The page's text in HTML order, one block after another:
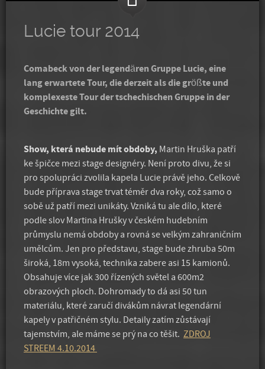
KONTAKT
PROGRAMMIERUNG STUDIO
Dsgnr Martin Hruška 1971 – renommierter
Unterhaltungsarchitekt, in den letzten Jahren wurde er von der
Fachöffentlichkeit in einem großen Teil der Welt als
Bühnenbildner anerkannt, ein Spezialist für die Gestaltung von
Konzertbühnen, Tournee-Setups
MORE INFO
Lucie tour 2014
Comabeck von der legendären Gruppe Lucie, eine
lang erwartete Tour, die derzeit als die größte und
komplexeste Tour der tschechischen Gruppe in der
Geschichte gilt.
Show, která nebude mít obdoby, Martin Hruška patří
ke špičce mezi stage designéry. Není proto divu, že si
pro spolupráci zvolila kapela Lucie právě jeho. Celkově
bude příprava stage trvat téměr dva roky, což samo o
sobě už patří mezi unikáty. Vzniká tu ale dílo, které
podle slov Martina Hrušky v českém hudebním
průmyslu nemá obdoby a rovná se velkým zahraničním
umělcům. Jen pro představu, stage bude zhruba 50m
široká, 18m vysoká, technika zabere asi 15 kamionů.
Obsahuje více jak 300 řízených světel a 600m2
obrazových ploch. Dohromady to dá asi 50 tun
materiálu, které zaručí divákům návrat legendární
kapely v patřičném stylu. Detaily zatím zůstávají
tajemstvím, ale máme se prý na co těšit. ZDROJ
STREEM 4.10.2014